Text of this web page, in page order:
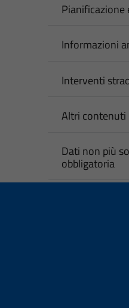
Informazioni
Interventi
Altri contenuti
Dati non più
obbligatoria